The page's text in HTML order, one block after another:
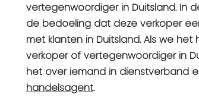
vertegenwoordiger in Duitsland. In
de bedoeling dat deze verkoper
met klanten in Duitsland. Als we
verkoper of vertegenwoordiger in
het over iemand in dienstverband
handelsagent.